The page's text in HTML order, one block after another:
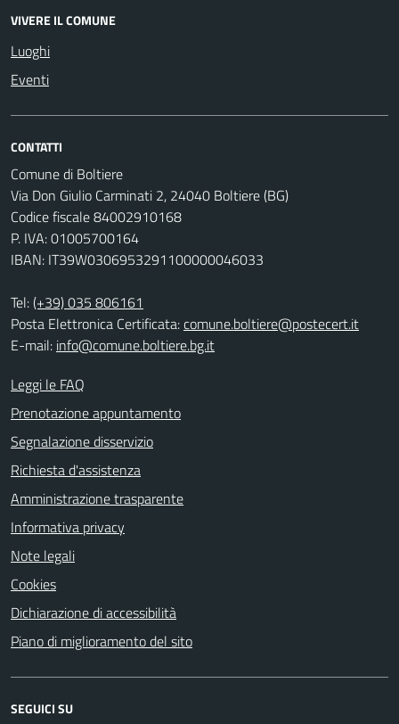
VIVERE IL COMUNE
Luoghi
Eventi
CONTATTI
Comune di Boltiere
Via Don Giulio Carminati 2, 24040 Boltiere (BG)
Codice fiscale 84002910168
P. IVA: 01005700164
IBAN: IT39W0306953291100000046033
Tel:(+39) 035 806161
Posta Elettronica Certificata:comune.boltiere@postecert.it
E-mail: info@comune.boltiere.bg.it
Leggi le FAQ
Prenotazione appuntamento
Segnalazione disservizio
Richiesta d'assistenza
Amministrazione trasparente
Informativa privacy
Note legali
Cookies
Dichiarazione di accessibilità
Piano di miglioramento del sito
SEGUICI SU